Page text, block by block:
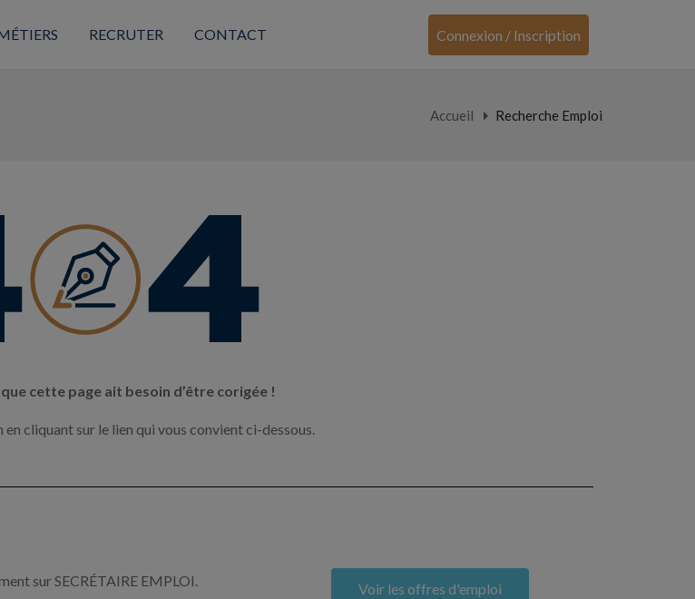
RECRUTER CONTACT Connexion / Inscription
Accueil Recherche Emploi
cette page ait besoin d’être corigée !
cliquant sur le lien qui vous convient ci-dessous.
sur SECRÉTAIRE EMPLOI. Voir les offres d'emploi